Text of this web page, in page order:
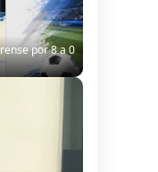
por 8 a 0